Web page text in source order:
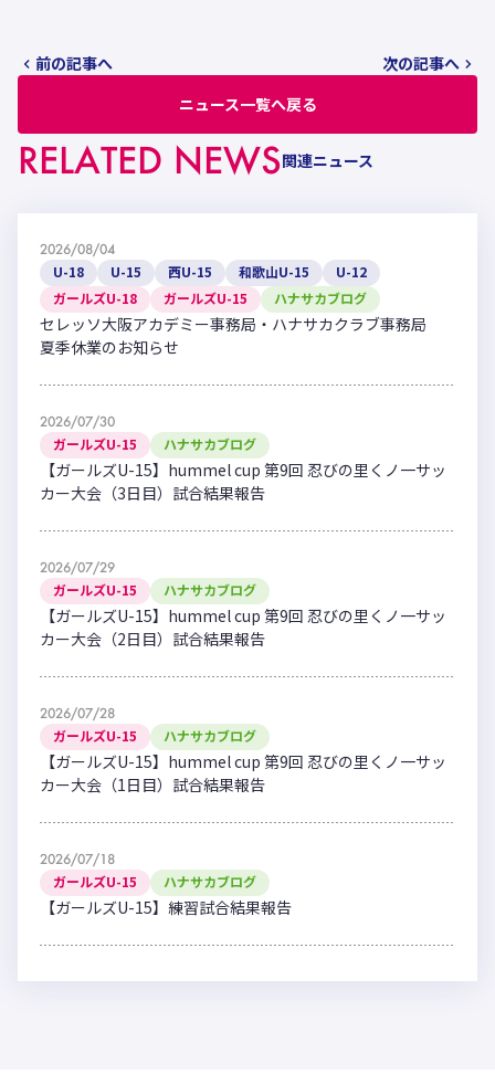
前の記事へ
ニュース一覧へ戻る
次の記事へ
RELATED NEWS関連ニュース
2026/08/04
U-18 U-15 西U-15 和歌山U-15
U-12
ガールズU-18
ガールズU-15 ハナサカブログ
セレッソ大阪アカデミー事務局・ハナサカクラブ事務局
夏季休業のお知らせ
2026/07/30
ガールズU-15 ハナサカブログ
【ガールズU-15】hummel cup 第9回 忍びの里くノ一サッ
カー大会（3日目）試合結果報告
2026/07/29
ガールズU-15 ハナサカブログ
【ガールズU-15】hummel cup 第9回 忍びの里くノ一サッ
カー大会（2日目）試合結果報告
2026/07/28
ガールズU-15 ハナサカブログ
【ガールズU-15】hummel cup 第9回 忍びの里くノ一サッ
カー大会（1日目）試合結果報告
2026/07/18
ガールズU-15 ハナサカブログ
【ガールズU-15】練習試合結果報告